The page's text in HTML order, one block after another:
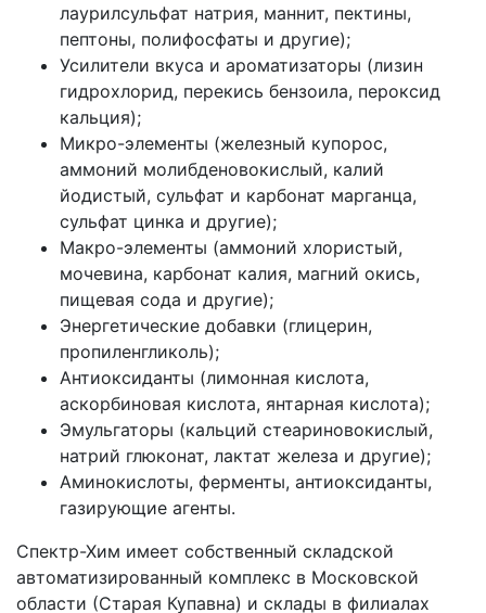
лаурилсульфат натрия, маннит, пектины,
пептоны, полифосфаты и другие);
Усилители вкуса и ароматизаторы (лизин
гидрохлорид, перекись бензоила, пероксид
кальция);
Микро-элементы (железный купорос,
аммоний молибденовокислый, калий
йодистый, сульфат и карбонат марганца,
сульфат цинка и другие);
Макро-элементы (аммоний хлористый,
мочевина, карбонат калия, магний окись,
пищевая сода и другие);
Энергетические добавки (глицерин,
пропиленгликоль);
Антиоксиданты (лимонная кислота,
аскорбиновая кислота, янтарная кислота);
Эмульгаторы (кальций стеариновокислый,
натрий глюконат, лактат железа и другие);
Аминокислоты, ферменты, антиоксиданты,
газирующие агенты.
Спектр-Хим имеет собственный складской
автоматизированный комплекс в Московской
области (Старая Купавна) и склады в филиалах